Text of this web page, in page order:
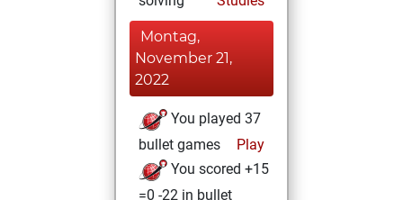
Montag,
November 21,
2022
You played 37
bullet games
Play
You scored +15
=0 -22 in bullet